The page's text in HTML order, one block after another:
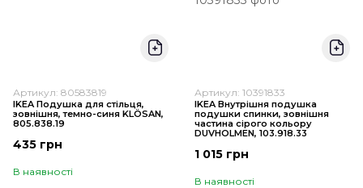
Артикул: 80583819
IKEA Подушка для стільця,
зовнішня, темно-синя KLÖSAN,
805.838.19
435 грн
В наявності
Артикул: 10391833
IKEA Внутрішня подушка
подушки спинки, зовнішня
частина сірого кольору
DUVHOLMEN, 103.918.33
1 015 грн
В наявності